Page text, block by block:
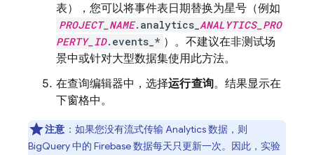
表），您可以将事件表日期替换为星号（例如
PROJECT_NAME.analytics_ ANALYTICS_PRO
PERTY_ID.events_* ）。不建议在非测试场
景中或针对大型数据集使用此方法。
在查询编辑器中，选择运行查询。结果显示在
下窗格中。
注意 ：如果您没有流式传输 Analytics数据，则
BigQuery中的 Firebase数据每天只更新一次。因此，实验